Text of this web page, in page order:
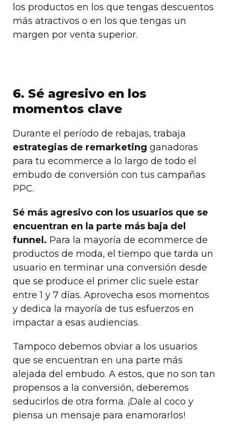
los productos en los que tengas descuentos
más atractivos o en los que tengas un
margen por venta superior.
6. Sé agresivo en los
momentos clave
Durante el período de rebajas, trabaja
estrategias de remarketing ganadoras
para tu ecommerce a lo largo de todo el
embudo de conversión con tus campañas
PPC.
Sé más agresivo con los usuarios que se
encuentran en la parte más baja del
funnel. Para la mayoría de ecommerce de
productos de moda, el tiempo que tarda un
usuario en terminar una conversión desde
que se produce el primer clic suele estar
entre 1 y 7 días. Aprovecha esos momentos
y dedica la mayoría de tus esfuerzos en
impactar a esas audiencias.
Tampoco debemos obviar a los usuarios
que se encuentran en una parte más
alejada del embudo. A estos, que no son tan
propensos a la conversión, deberemos
seducirlos de otra forma. ¡Dale al coco y
piensa un mensaje para enamorarlos!